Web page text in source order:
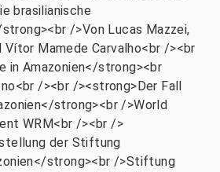
brasilianische
/>Von Lucas Mazzei,
Vítor Mamede Carvalho<br /><br
in Amazonien</strong><br
/><br /><strong>Der Fall
strong><br />World
WRM<br /><br />
der Stiftung
strong><br />Stiftung